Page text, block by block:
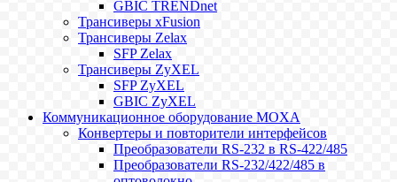
GBIC TRENDnet
Трансиверы xFusion
Трансиверы Zelax
SFP Zelax
Трансиверы ZyXEL
SFP ZyXEL
GBIC ZyXEL
Коммуникационное оборудование MOXA
Конвертеры и повторители интерфейсов
Преобразователи RS-232 в RS-422/485
Преобразователи RS-232/422/485 в